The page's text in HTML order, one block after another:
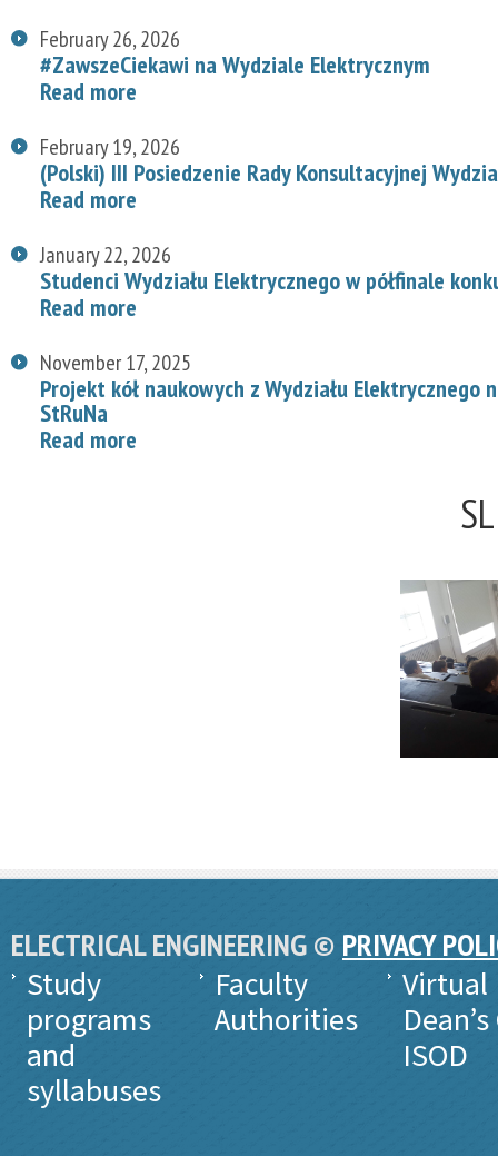
February 26, 2026
#ZawszeCiekawi na Wydziale Elektrycznym
Read more
February 19, 2026
(Polski) III Posiedzenie Rady Konsultacyjnej
Read more
January 22, 2026
Studenci Wydziału Elektrycznego w półfinale
Read more
November 17, 2025
Projekt kół naukowych z Wydziału
StRuNa
Read more
ELECTRICAL ENGINEERING © PRIVACY
Study
programs
and
syllabuses
Faculty
Authorities
Virtual
ISOD